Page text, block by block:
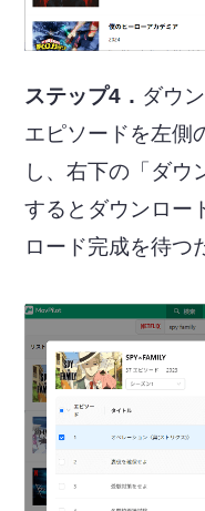
ステップ4． ダウ
エピソードを左側
し、右下の「ダウ
するとダウンロー
ロード完成を待つ